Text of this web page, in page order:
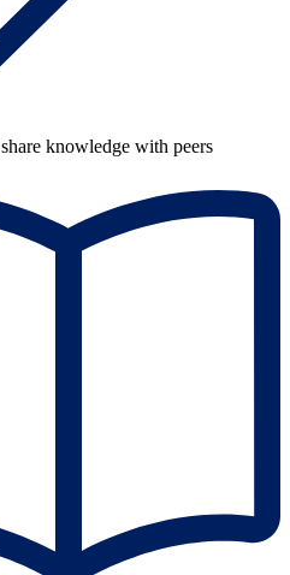
knowledge with peers